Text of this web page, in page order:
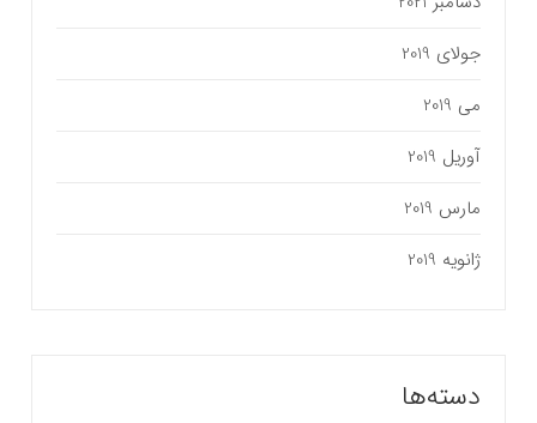
جولای 2019
می 2019
آوریل 2019
مارس 2019
ژانویه 2019
دسته‌ها